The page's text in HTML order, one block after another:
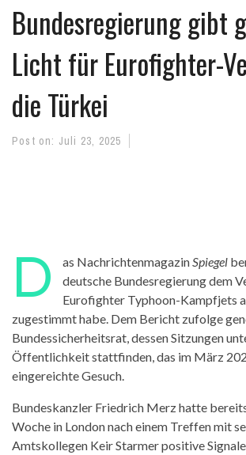
Bundesregierung gibt
Licht für Eurofighter-
die Türkei
Post on: Juli 23, 2025
D as NachrichtenmagazinSpiegel
deutsche Bundesregierung dem
Eurofighter Typhoon-Kampfjets
zugestimmt habe. Dem Bericht zufolge
Bundessicherheitsrat, dessen Sitzungen
Öffentlichkeit stattfinden, das im März
eingereichte Gesuch.
Bundeskanzler Friedrich Merz hatte
Woche in London nach einem Treffen mit
Amtskollegen Keir Starmer positive